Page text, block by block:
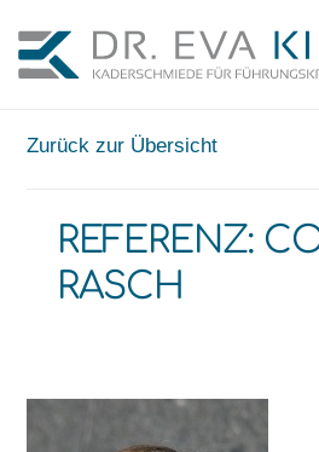
Zurück zur Übersicht
REFERENZ:
RASCH